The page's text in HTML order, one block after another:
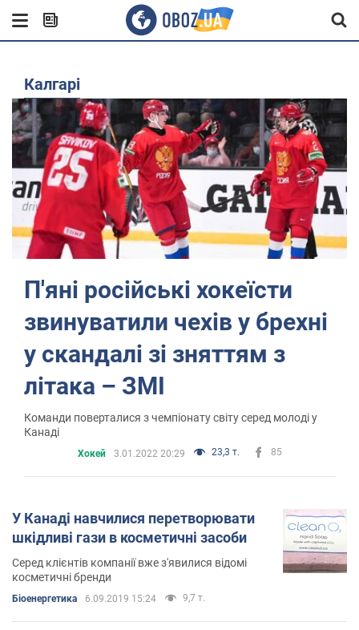
Калгарі
П'яні російські хокеїсти
звинуватили чехів у брехні
у скандалі зі зняттям з
літака – ЗМІ
Команди поверталися з чемпіонату світу серед молоді у
Канаді
Хокей 3.01.2022 20:29 23,3 т. 85
У Канаді навчилися перетворювати
шкідливі гази в косметичні засоби
Серед клієнтів компанії вже з'явилися відомі
косметичні бренди
Біоенергетика 6.09.2019 15:24 9,7 т.